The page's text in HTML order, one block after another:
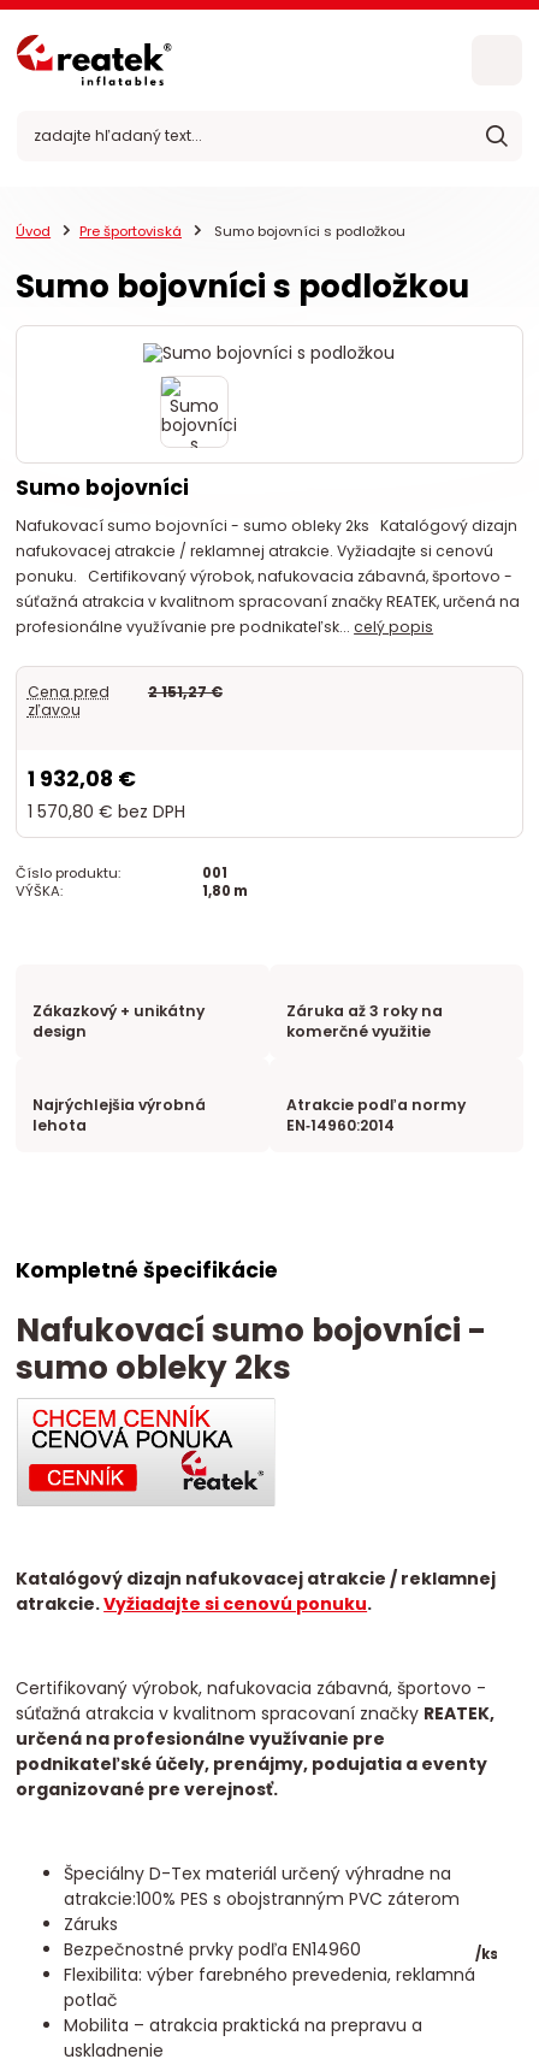
Úvod Pre športoviská Sumo bojovníci s podložkou
Sumo bojovníci s podložkou
Sumo bojovníci
Nafukovací sumo bojovníci - sumo obleky 2ks Katalógový dizajn
nafukovacej atrakcie / reklamnej atrakcie. Vyžiadajte si cenovú
ponuku. Certifikovaný výrobok, nafukovacia zábavná, športovo -
súťažná atrakcia v kvalitnom spracovaní značky REATEK, určená na
profesionálne využívanie pre podnikateľsk...celý popis
Cena pred
zľavou
2 151,27 €
1 932,08 €
/ks
1 570,80 € bez DPH
Číslo produktu:
001
VÝŠKA:
1,80 m
Zákazkový + unikátny
design
Záruka až 3 roky na
komerčné využitie
Najrýchlejšia výrobná
lehota
Atrakcie podľa normy
EN‑14960:2014
Kompletné špecifikácie
Nafukovací sumo bojovníci -
sumo obleky 2ks
Katalógový dizajn nafukovacej atrakcie / reklamnej
atrakcie.Vyžiadajte si cenovú ponuku.
Certifikovaný výrobok, nafukovacia zábavná, športovo -
súťažná atrakcia v kvalitnom spracovaní značky REATEK,
určená na profesionálne využívanie pre
podnikateľské účely, prenájmy, podujatia a eventy
organizované pre verejnosť.
Špeciálny D-Tex materiál určený výhradne na
atrakcie:100% PES s obojstranným PVC záterom
Záruks
Bezpečnostné prvky podľa EN14960
Flexibilita: výber farebného prevedenia, reklamná
potlač
Mobilita – atrakcia praktická na prepravu a
uskladnenie